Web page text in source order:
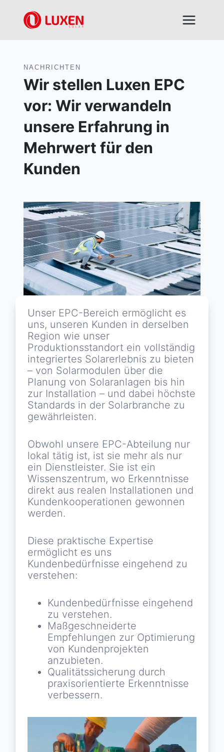
Inhalt
springen
NACHRICHTEN
Wir stellen Luxen EPC
vor: Wir verwandeln
unsere Erfahrung in
Mehrwert für den
Kunden
Unser EPC-Bereich ermöglicht es
uns, unseren Kunden in derselben
Region wie unser
Produktionsstandort ein vollständig
integriertes Solarerlebnis zu bieten
– von Solarmodulen über die
Planung von Solaranlagen bis hin
zur Installation – und dabei höchste
Standards in der Solarbranche zu
gewährleisten.
Obwohl unsere EPC-Abteilung nur
lokal tätig ist, ist sie mehr als nur
ein Dienstleister. Sie ist ein
Wissenszentrum, wo Erkenntnisse
direkt aus realen Installationen und
Kundenkooperationen gewonnen
werden.
Diese praktische Expertise
ermöglicht es uns
Kundenbedürfnisse eingehend zu
verstehen:
Kundenbedürfnisse eingehend
zu verstehen.
Maßgeschneiderte
Empfehlungen zur Optimierung
von Kundenprojekten
anzubieten.
Qualitätssicherung durch
praxisorientierte Erkenntnisse
verbessern.